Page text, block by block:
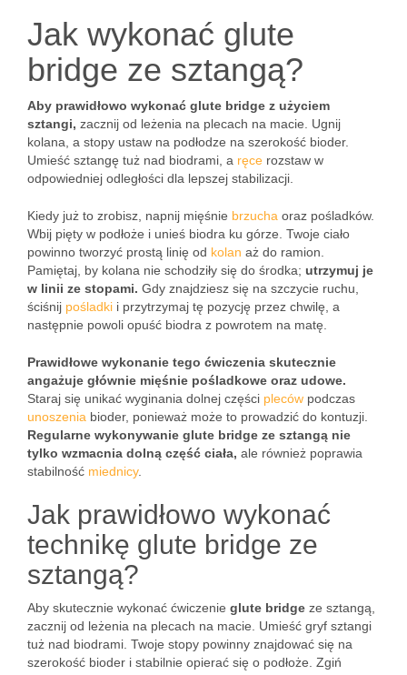
Jak wykonać glute
bridge ze sztangą?
Aby prawidłowo wykonać glute bridge z użyciem
sztangi, zacznij od leżenia na plecach na macie. Ugnij
kolana, a stopy ustaw na podłodze na szerokość bioder.
Umieść sztangę tuż nad biodrami, a ręce rozstaw w
odpowiedniej odległości dla lepszej stabilizacji.
Kiedy już to zrobisz, napnij mięśnie brzucha oraz pośladków.
Wbij pięty w podłoże i unieś biodra ku górze. Twoje ciało
powinno tworzyć prostą linię od kolan aż do ramion.
Pamiętaj, by kolana nie schodziły się do środka; utrzymuj je
w linii ze stopami. Gdy znajdziesz się na szczycie ruchu,
ściśnij pośladki i przytrzymaj tę pozycję przez chwilę, a
następnie powoli opuść biodra z powrotem na matę.
Prawidłowe wykonanie tego ćwiczenia skutecznie
angażuje głównie mięśnie pośladkowe oraz udowe.
Staraj się unikać wyginania dolnej części pleców podczas
unoszenia bioder, ponieważ może to prowadzić do kontuzji.
Regularne wykonywanie glute bridge ze sztangą nie
tylko wzmacnia dolną część ciała, ale również poprawia
stabilność miednicy.
Jak prawidłowo wykonać
technikę glute bridge ze
sztangą?
Aby skutecznie wykonać ćwiczenie glute bridge ze sztangą,
zacznij od leżenia na plecach na macie. Umieść gryf sztangi
tuż nad biodrami. Twoje stopy powinny znajdować się na
szerokość bioder i stabilnie opierać się o podłoże. Zgiń